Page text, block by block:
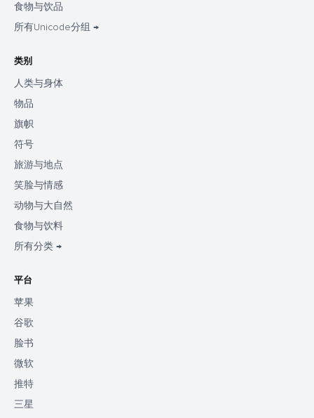
食物与饮品
所有Unicode分组 →
类别
人类与身体
物品
旗帜
符号
旅游与地点
笑脸与情感
动物与大自然
食物与饮料
所有分类 →
平台
苹果
谷歌
脸书
微软
推特
三星